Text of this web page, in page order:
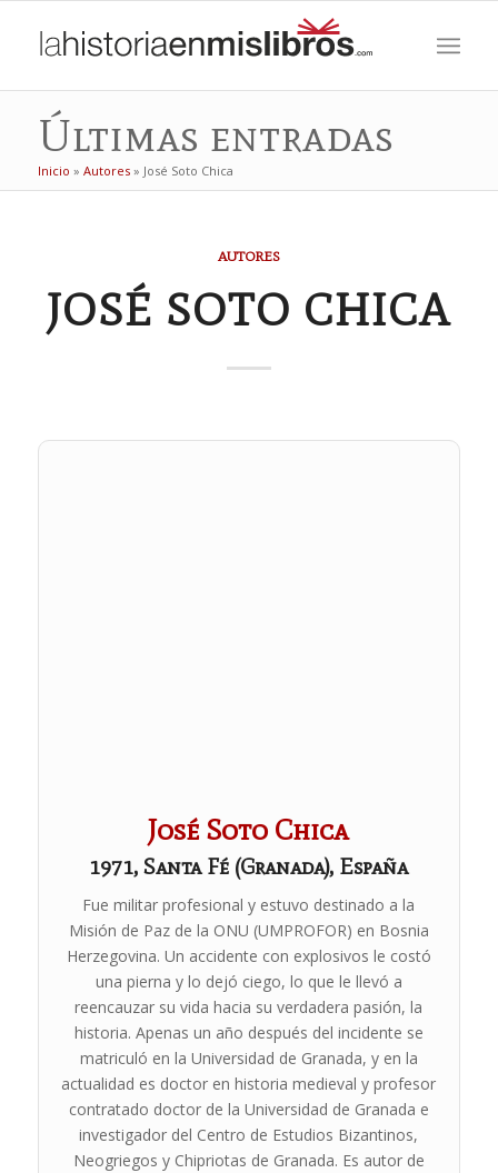
Últimas entradas
Inicio » Autores» José Soto Chica
AUTORES
JOSÉ SOTO CHICA
José Soto Chica
1971, Santa Fé (Granada), España
Fue militar profesional y estuvo destinado a la
Misión de Paz de la ONU (UMPROFOR) en Bosnia
Herzegovina. Un accidente con explosivos le costó
una pierna y lo dejó ciego, lo que le llevó a
reencauzar su vida hacia su verdadera pasión, la
historia. Apenas un año después del incidente se
matriculó en la Universidad de Granada, y en la
actualidad es doctor en historia medieval y profesor
contratado doctor de la Universidad de Granada e
investigador del Centro de Estudios Bizantinos,
Neogriegos y Chipriotas de Granada. Es autor de